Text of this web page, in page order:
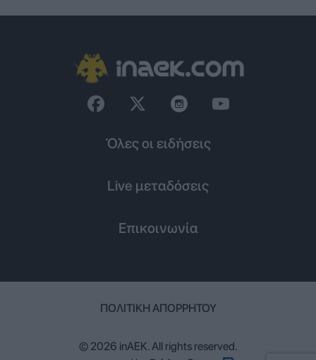
Όλες οι ειδήσεις
Live μεταδόσεις
Επικοινωνία
ΠΟΛΙΤΙΚΉ ΑΠΟΡΡΉΤΟΥ
© 2026 inAEK. All rights reserved.